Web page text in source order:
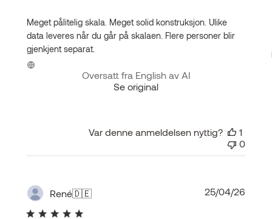
Meget pålitelig skala. Meget solid konstruksjon. Ulike
data leveres når du går på skalaen. Flere personer blir
gjenkjent separat.
Oversatt fra English av AI
Se original
Var denne anmeldelsen nyttig?
1
0
René🇩🇪 25/04/26